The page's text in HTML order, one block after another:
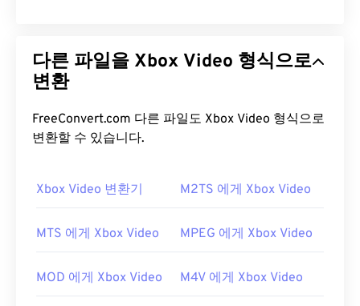
다른 파일을 Xbox Video 형식으로
변환
FreeConvert.com 다른 파일도 Xbox Video 형식으로
변환할 수 있습니다.
Xbox Video 변환기 M2TS 에게 Xbox Video
MTS 에게 Xbox Video MPEG 에게 Xbox Video
MOD 에게 Xbox Video M4V 에게 Xbox Video